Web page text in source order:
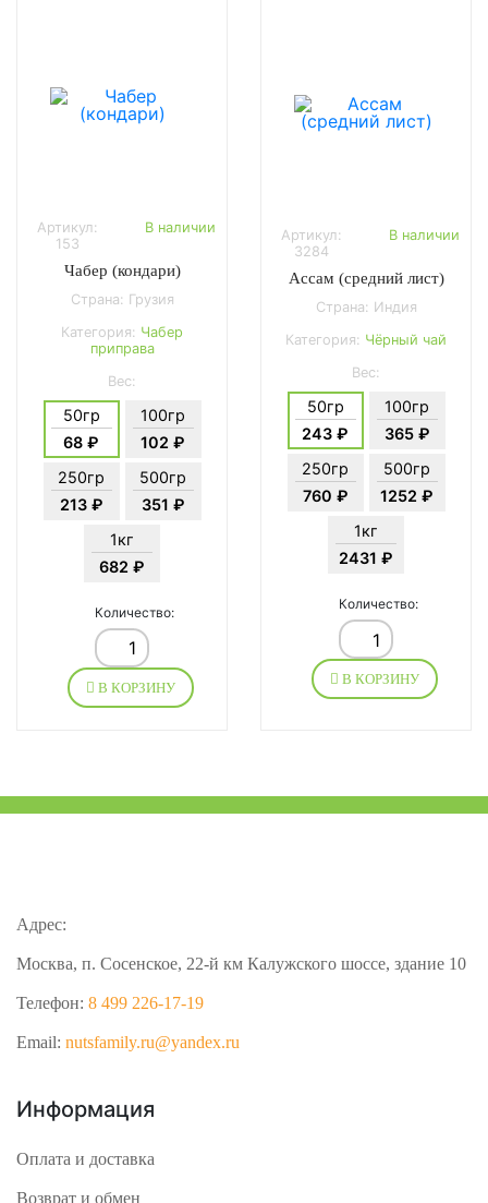
Артикул:
153
В наличии
Чабер (кондари)
Страна: Грузия
Категория: Чабер
приправа
Вес:
50гр
68 ₽
100гр
102 ₽
250гр
213 ₽
500гр
351 ₽
1кг
682 ₽
Количество:
В КОРЗИНУ
Артикул:
3284
В наличии
Ассам (средний лист)
Страна: Индия
Категория: Чёрный чай
Вес:
50гр
243 ₽
100гр
365 ₽
250гр
760 ₽
500гр
1252 ₽
1кг
2431 ₽
Количество:
В КОРЗИНУ
Адрес:
Москва, п. Сосенское, 22-й км Калужского шоссе, здание 10
Телефон: 8 499 226-17-19
Email: nutsfamily.ru@yandex.ru
Информация
Оплата и доставка
Возврат и обмен